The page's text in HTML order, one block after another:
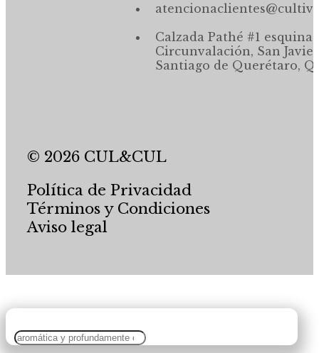
Calzada Pathé #1 esquina,
Circunvalación, San
Santiago de Querétaro,
© 2026 CUL&CUL
Política de Privacidad
Términos y Condiciones
Aviso legal